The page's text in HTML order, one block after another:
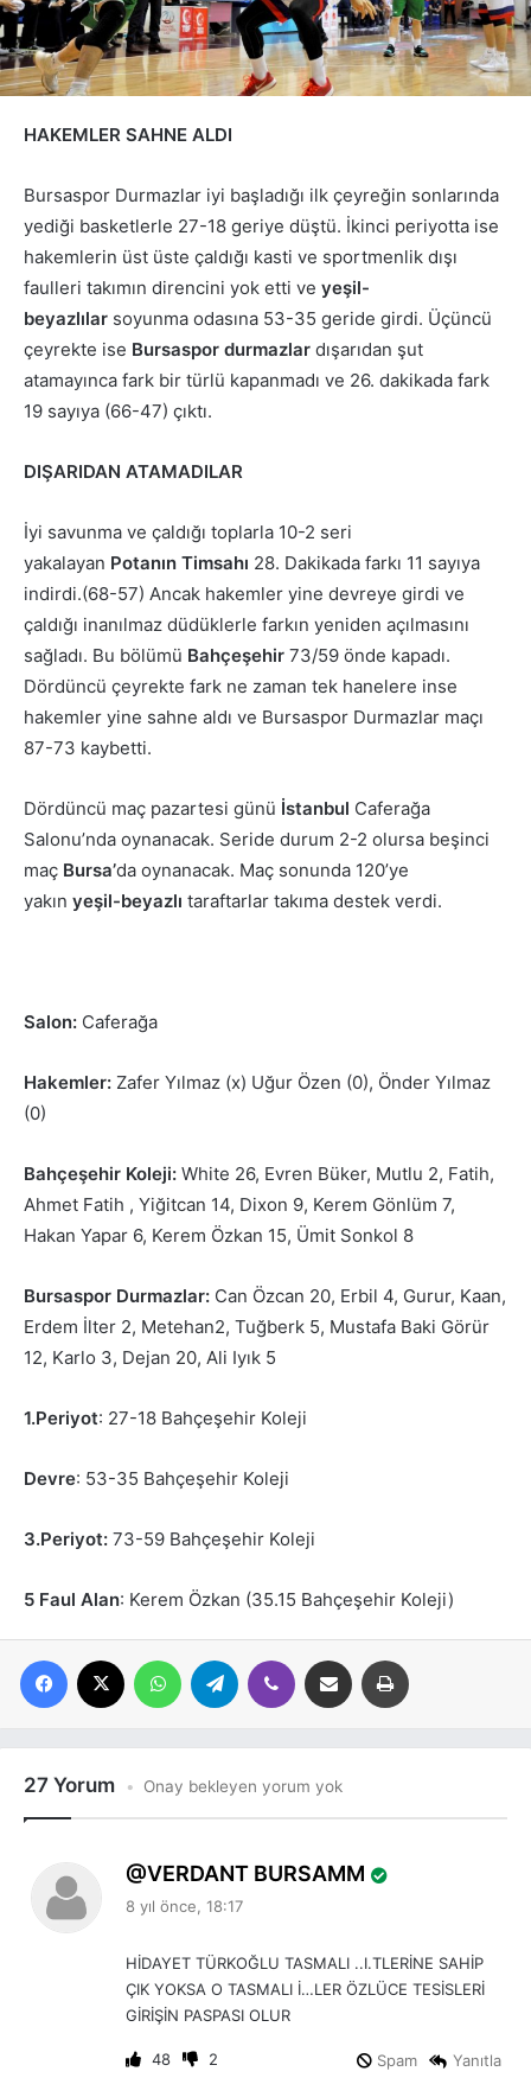
HAKEMLER SAHNE ALDI
Bursaspor Durmazlar iyi başladığı ilk çeyreğin sonlarında
yediği basketlerle 27-18 geriye düştü. İkinci periyotta ise
hakemlerin üst üste çaldığı kasti ve sportmenlik dışı
faulleri takımın direncini yok etti ve yeşil-
beyazlılar soyunma odasına 53-35 geride girdi. Üçüncü
çeyrekte ise Bursaspor durmazlar dışarıdan şut
atamayınca fark bir türlü kapanmadı ve 26. dakikada fark
19 sayıya (66-47) çıktı.
DIŞARIDAN ATAMADILAR
İyi savunma ve çaldığı toplarla 10-2 seri
yakalayan Potanın Timsahı 28. Dakikada farkı 11 sayıya
indirdi.(68-57) Ancak hakemler yine devreye girdi ve
çaldığı inanılmaz düdüklerle farkın yeniden açılmasını
sağladı. Bu bölümü Bahçeşehir 73/59 önde kapadı.
Dördüncü çeyrekte fark ne zaman tek hanelere inse
hakemler yine sahne aldı ve Bursaspor Durmazlar maçı
87-73 kaybetti.
Dördüncü maç pazartesi günü İstanbul Caferağa
Salonu’nda oynanacak. Seride durum 2-2 olursa beşinci
maç Bursa’da oynanacak. Maç sonunda 120’ye
yakın yeşil-beyazlı taraftarlar takıma destek verdi.
Salon: Caferağa
Hakemler: Zafer Yılmaz (x) Uğur Özen (0), Önder Yılmaz
(0)
Bahçeşehir Koleji: White 26, Evren Büker, Mutlu 2, Fatih,
Ahmet Fatih , Yiğitcan 14, Dixon 9, Kerem Gönlüm 7,
Hakan Yapar 6, Kerem Özkan 15, Ümit Sonkol 8
Bursaspor Durmazlar: Can Özcan 20, Erbil 4, Gurur, Kaan,
Erdem İlter 2, Metehan2, Tuğberk 5, Mustafa Baki Görür
12, Karlo 3, Dejan 20, Ali Iyık 5
1.Periyot: 27-18 Bahçeşehir Koleji
Devre: 53-35 Bahçeşehir Koleji
3.Periyot: 73-59 Bahçeşehir Koleji
5 Faul Alan: Kerem Özkan (35.15 Bahçeşehir Koleji)
Facebook WhatsAppTelegram Viber E-posta ile paylaş
27 Yorum Onay bekleyen yorum yok
VERDANT BURSAMM
8 yıl önce, 18:17
HİDAYET TÜRKOĞLU TASMALI ..I.TLERİNE SAHİP
ÇIK YOKSA O TASMALI İ…LER ÖZLÜCE TESİSLERİ
GİRİŞİN PASPASI OLUR
48 2 Yanıtla
Spam